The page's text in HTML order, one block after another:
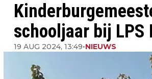
schooljaar bij LPS
19 AUG 2024, 13:49•NIEUWS